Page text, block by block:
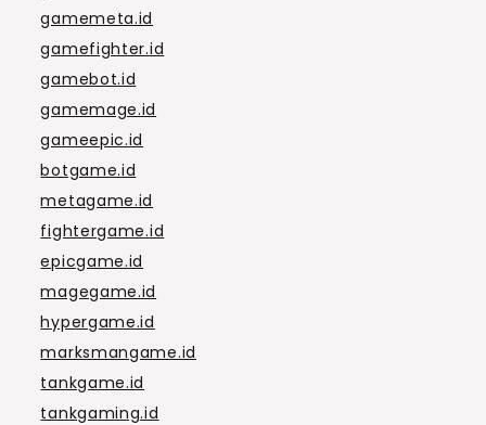
gamemeta.id
gamefighter.id
gamebot.id
gamemage.id
gameepic.id
botgame.id
metagame.id
fightergame.id
epicgame.id
magegame.id
hypergame.id
marksmangame.id
tankgame.id
tankgaming.id